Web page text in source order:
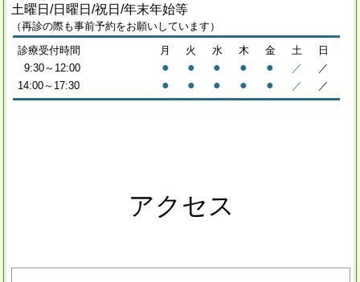
土曜日/日曜日/祝日/年末年始等
（再診の際も事前予約をお願いしています）
診療受付時間
月 火 水 木 金 土
日
9:30～12:00 ● ● ● ● ● ／
／
14:00～17:30
● ● ● ● ● ／ ／
アクセス